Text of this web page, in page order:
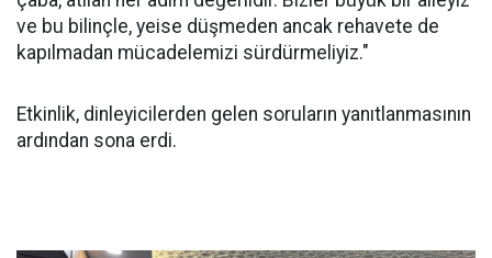
ve bu bilinçle, yeise düşmeden ancak rehavete de
kapılmadan mücadelemizi sürdürmeliyiz."
Etkinlik, dinleyicilerden gelen soruların yanıtlanmasının
ardından sona erdi.